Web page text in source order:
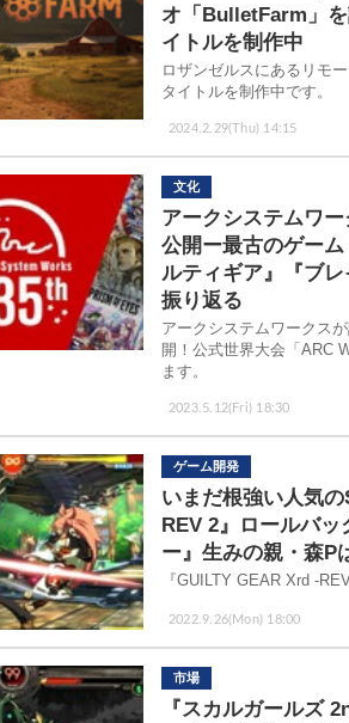
2024.2.29(Thu) 14:15
オ「BulletFarm」
イトルを制作中
ロザンゼルスにあるリモ
タイトルを制作中です。
文化
2023.5.12(Fri) 18:30
アークシステムワ
公開ー最古のゲー
ルティギア』『ブ
振り返る
アークシステムワークス
開！公式世界大会「ARC
ます。
ゲーム開発
2022.9.26(Mon) 18:00
いまだ根強い人気
REV 2』ロールバ
ー』生みの親・森P
『GUILTY GEAR Xrd -
市場
『スカルガールズ